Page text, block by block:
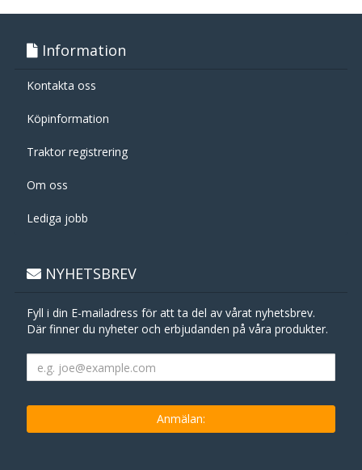
Information
Kontakta oss
Köpinformation
Traktor registrering
Om oss
Lediga jobb
NYHETSBREV
Fyll i din E-mailadress för att ta del av vårat nyhetsbrev.
Där finner du nyheter och erbjudanden på våra produkter.